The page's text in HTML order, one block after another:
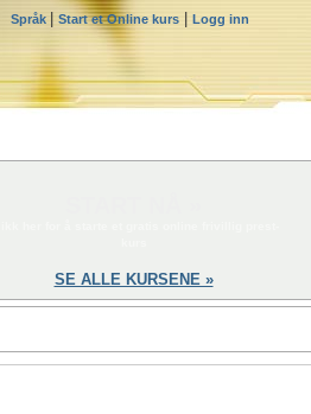
Språk Start et Online kurs Logg inn
SE ALLE KURSENE »